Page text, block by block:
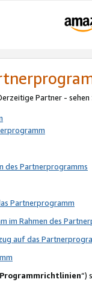
Partner - sehen
des Partnerprogramms
Partnerprogramm
im Rahmen des
auf das
Programmrichtlinien“)